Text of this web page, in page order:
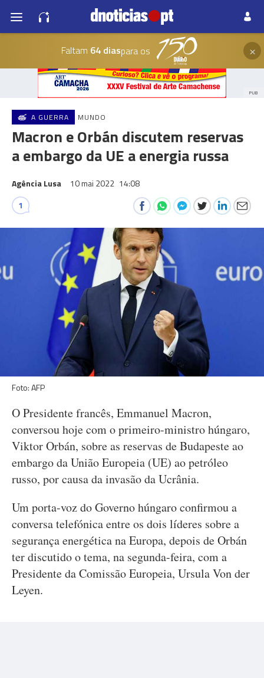
Faltam 64 diaspara os ×
PUB
A GUERRA MUNDO
Macron e Orbán discutem reservas
a embargo da UE a energia russa
Agência Lusa 10 mai 2022 14:08
1
Foto: AFP
O Presidente francês, Emmanuel Macron,
conversou hoje com o primeiro-ministro húngaro,
Viktor Orbán, sobre as reservas de Budapeste ao
embargo da União Europeia (UE) ao petróleo
russo, por causa da invasão da Ucrânia.
Um porta-voz do Governo húngaro confirmou a
conversa telefónica entre os dois líderes sobre a
segurança energética na Europa, depois de Orbán
ter discutido o tema, na segunda-feira, com a
Presidente da Comissão Europeia, Ursula Von der
Leyen.